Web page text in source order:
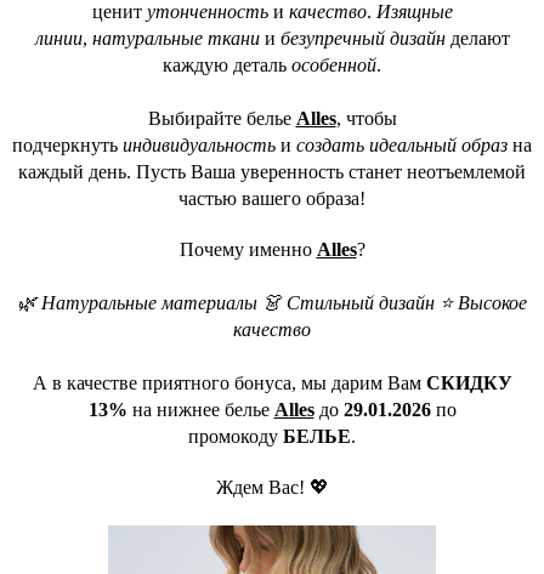
ценит утонченность и качество. Изящные
линии, натуральные ткании безупречный дизайнделают
каждую деталь особенной.
Выбирайте белье Alles, чтобы
подчеркнуть индивидуальность и создать идеальный образ на
каждый день. Пусть Ваша уверенность станет неотъемлемой
частью вашего образа!
Почему именно Alles?
🌿 Натуральные материалы 👗 Стильный дизайн ⭐️ Высокое
качество
А в качестве приятного бонуса, мы дарим Вам СКИДКУ
13% на нижнее белье Allesдо 29.01.2026по
промокоду БЕЛЬЕ.
Ждем Вас! 💖